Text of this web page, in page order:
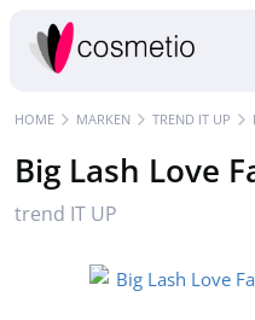
HOME MARKEN TREND IT UP
Big Lash Love
trend IT UP